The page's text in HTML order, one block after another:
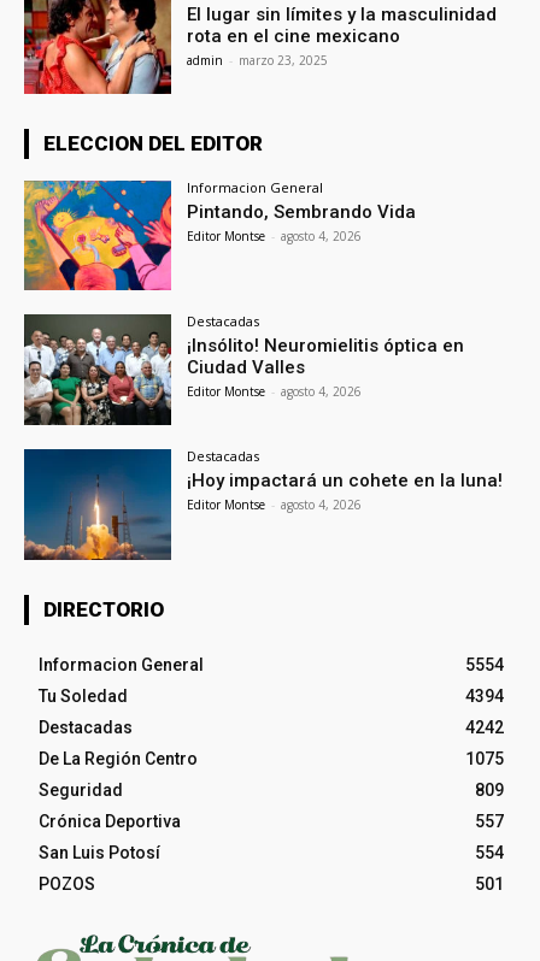
El lugar sin límites y la masculinidad
rota en el cine mexicano
admin - marzo 23, 2025
ELECCION DEL EDITOR
Informacion General
Pintando, Sembrando Vida
Editor Montse - agosto 4, 2026
Destacadas
¡Insólito! Neuromielitis óptica en
Ciudad Valles
Editor Montse - agosto 4, 2026
Destacadas
¡Hoy impactará un cohete en la luna!
Editor Montse - agosto 4, 2026
DIRECTORIO
Informacion General
5554
Tu Soledad
4394
Destacadas
4242
De La Región Centro
1075
Seguridad
809
Crónica Deportiva
557
San Luis Potosí
554
POZOS
501